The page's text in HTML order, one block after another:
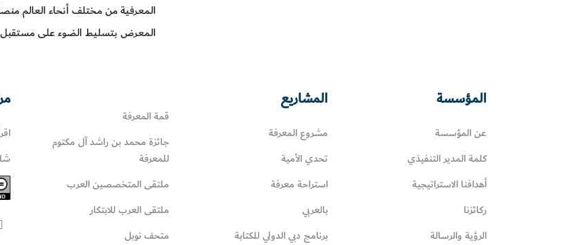
المعرفية من مختلف أنحاء العالم
المعرض بتسليط الضوء على مستقبل
المؤسسة
عن المؤسسة
كلمة المدير التنفيذي
أهدافنا الاستراتيجية
ركائزنا
الرؤية والرسالة
المشاريع
مشروع المعرفة
تحدي الأمية
استراحة معرفة
بالعربي
برنامج دبي الدولي للكتابة
قمة المعرفة
جائزة محمد بن راشد آل مكتوم
للمعرفة
ملتقى المتخصصين العرب
ملتقى العرب للابتكار
متحف نوبل